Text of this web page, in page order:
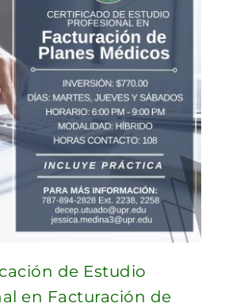
de Estudio
en Facturación de